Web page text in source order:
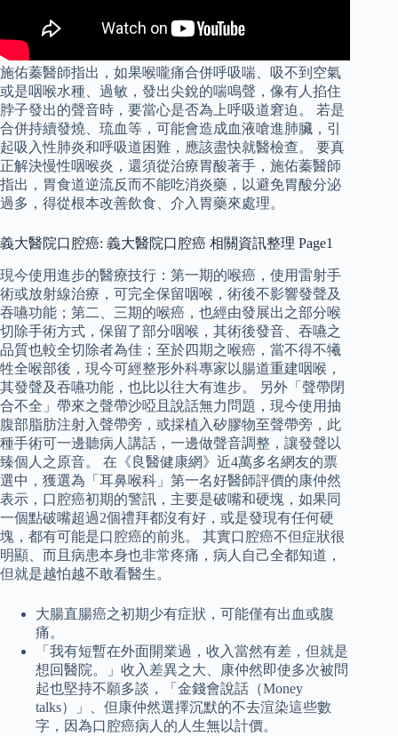
施佑蓁醫師指出，如果喉嚨痛合併呼吸喘、吸不到空氣
或是咽喉水種、過敏，發出尖銳的喘鳴聲，像有人掐住
脖子發出的聲音時，要當心是否為上呼吸道窘迫。 若是
合併持續發燒、琉血等，可能會造成血液嗆進肺臟，引
起吸入性肺炎和呼吸道困難，應該盡快就醫檢查。 要真
正解決慢性咽喉炎，還須從治療胃酸著手，施佑蓁醫師
指出，胃食道逆流反而不能吃消炎藥，以避免胃酸分泌
過多，得從根本改善飲食、介入胃藥來處理。
義大醫院口腔癌: 義大醫院口腔癌 相關資訊整理 Page1
現今使用進步的醫療技行：第一期的喉癌，使用雷射手
術或放射線治療，可完全保留咽喉，術後不影響發聲及
吞嚥功能；第二、三期的喉癌，也經由發展出之部分喉
切除手術方式，保留了部分咽喉，其術後發音、吞嚥之
品質也較全切除者為佳；至於四期之喉癌，當不得不犧
牲全喉部後，現今可經整形外科專家以腸道重建咽喉，
其發聲及吞嚥功能，也比以往大有進步。 另外「聲帶閉
合不全」帶來之聲帶沙啞且說話無力問題，現今使用抽
腹部脂肪注射入聲帶旁，或採植入矽膠物至聲帶旁，此
種手術可一邊聽病人講話，一邊做聲音調整，讓發聲以
臻個人之原音。 在《良醫健康網》近4萬多名網友的票
選中，獲選為「耳鼻喉科」第一名好醫師評價的康仲然
表示，口腔癌初期的警訊，主要是破嘴和硬塊，如果同
一個點破嘴超過2個禮拜都沒有好，或是發現有任何硬
塊，都有可能是口腔癌的前兆。 其實口腔癌不但症狀很
明顯、而且病患本身也非常疼痛，病人自己全都知道，
但就是越怕越不敢看醫生。
大腸直腸癌之初期少有症狀，可能僅有出血或腹
痛。
「我有短暫在外面開業過，收入當然有差，但就是
想回醫院。」收入差異之大、康仲然即使多次被問
起也堅持不願多談，「金錢會說話（Money
talks）」、但康仲然選擇沉默的不去渲染這些數
字，因為口腔癌病人的人生無以計價。